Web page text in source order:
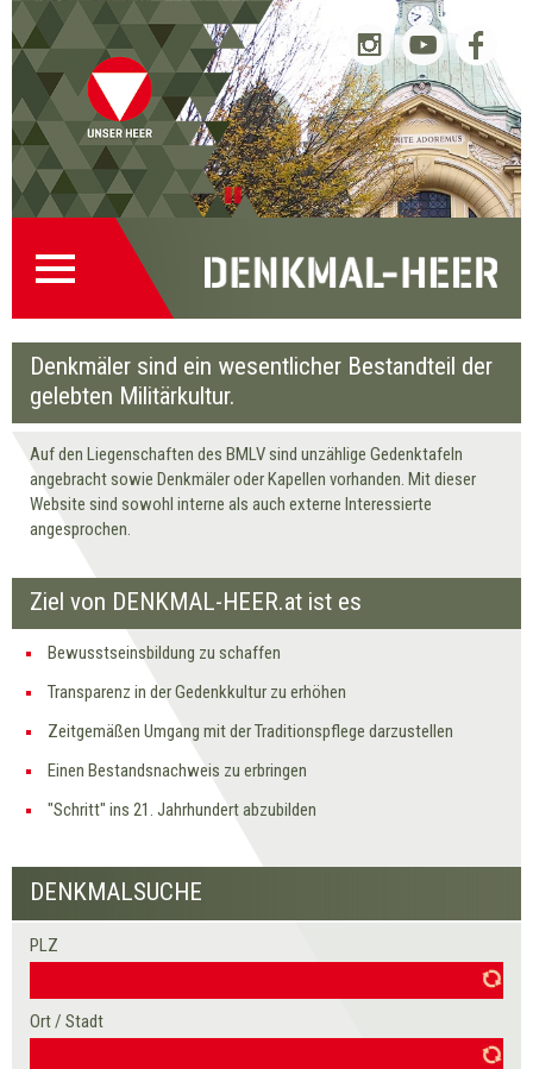
Startseite
(0)
Direkt
zur
Navigation
Direkt
zum
Inhalt
Zur
Denkmalsuche
(1)
Kontakt
(2)
Denkmäler sind ein wesentlicher Bestandteil der
gelebten Militärkultur.
Auf den Liegenschaften des BMLV sind unzählige Gedenktafeln
angebracht sowie Denkmäler oder Kapellen vorhanden. Mit dieser
Website sind sowohl interne als auch externe Interessierte
angesprochen.
Ziel von DENKMAL-HEER.at ist es
Bewusstseinsbildung zu schaffen
Transparenz in der Gedenkkultur zu erhöhen
Zeitgemäßen Umgang mit der Traditionspflege darzustellen
Einen Bestandsnachweis zu erbringen
"Schritt" ins 21. Jahrhundert abzubilden
DENKMALSUCHE
PLZ
Ort / Stadt
Seiten